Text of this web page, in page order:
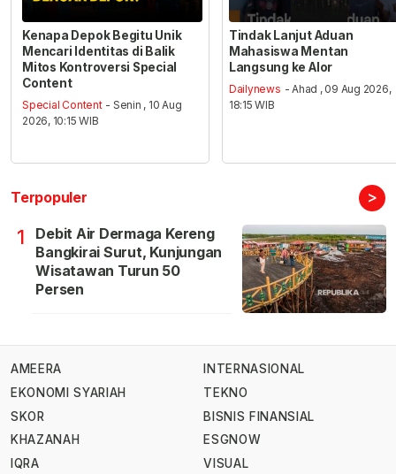
Kenapa Depok Begitu Unik
Mencari Identitas di Balik
Mitos Kontroversi Special
Content
Special Content - Senin , 10 Aug
2026, 10:15 WIB
Tindak Lanjut Aduan
Mahasiswa Mentan
Langsung ke Alor
Dailynews - Ahad , 09 Aug 2026,
18:15 WIB
Terpopuler >
1
Debit Air Dermaga Kereng
Bangkirai Surut, Kunjungan
Wisatawan Turun 50
Persen
AMEERA
EKONOMI SYARIAH
SKOR
KHAZANAH
IQRA
INTERNASIONAL
TEKNO
BISNIS FINANSIAL
ESGNOW
VISUAL